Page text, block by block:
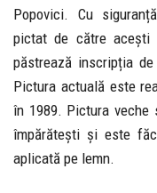
Popovici. Cu
pictat de către acești
păstrează inscripția
Pictura actuală este
în 1989. Pictura veche
împărătești și este
aplicată pe lemn.